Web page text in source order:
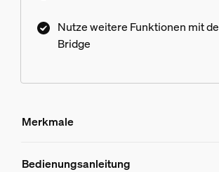
Nutze weitere Funktionen mit
Bridge
Merkmale
Merkmale
Bedienungsanleitung